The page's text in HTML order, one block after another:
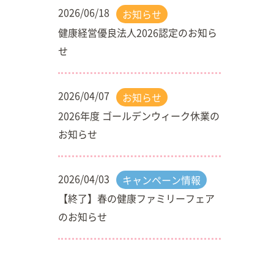
2026/06/18
お知らせ
健康経営優良法人2026認定のお知ら
せ
2026/04/07
お知らせ
2026年度 ゴールデンウィーク休業の
お知らせ
2026/04/03
キャンペーン情報
【終了】春の健康ファミリーフェア
のお知らせ